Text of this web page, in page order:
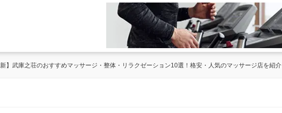
新】武庫之荘のおすすめマッサージ・整体・リラクゼーション10選！格安・人気のマッサージ店を紹介